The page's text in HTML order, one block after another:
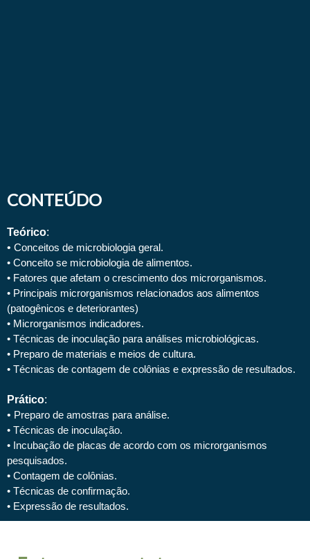
CONTEÚDO
Teórico:
• Conceitos de microbiologia geral.
• Conceito se microbiologia de alimentos.
• Fatores que afetam o crescimento dos microrganismos.
• Principais microrganismos relacionados aos alimentos
(patogênicos e deteriorantes)
• Microrganismos indicadores.
• Técnicas de inoculação para análises microbiológicas.
• Preparo de materiais e meios de cultura.
• Técnicas de contagem de colônias e expressão de resultados.
Prático:
• Preparo de amostras para análise.
• Técnicas de inoculação.
• Incubação de placas de acordo com os microrganismos
pesquisados.
• Contagem de colônias.
• Técnicas de confirmação.
• Expressão de resultados.